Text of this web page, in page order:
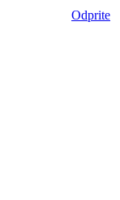
Odprite